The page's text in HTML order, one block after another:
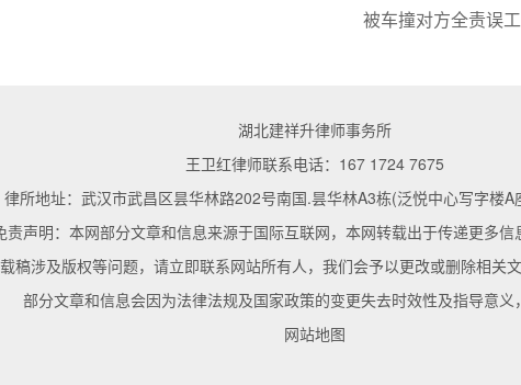
被车撞对方全责误
湖北建祥升律师事务所
王卫红律师联系电话：167 1724 7675
律所地址：武汉市武昌区昙华林路202号南国.昙华林A3栋(泛悦中心写字楼
责声明：本网部分文章和信息来源于国际互联网，本网转载出于传递更多信
稿涉及版权等问题，请立即联系网站所有人，我们会予以更改或删除相关文
部分文章和信息会因为法律法规及国家政策的变更失去时效性及指导意义
网站地图